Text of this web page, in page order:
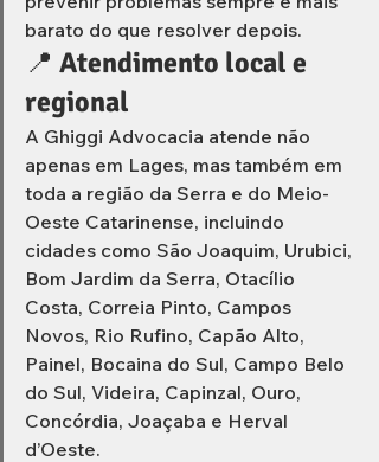
barato do que resolver depois.
📍 Atendimento local e
regional
A Ghiggi Advocacia atende não
apenas em Lages, mas também em
toda a região da Serra e do Meio-
Oeste Catarinense, incluindo
cidades como São Joaquim, Urubici,
Bom Jardim da Serra, Otacílio
Costa, Correia Pinto, Campos
Novos, Rio Rufino, Capão Alto,
Painel, Bocaina do Sul, Campo Belo
do Sul, Videira, Capinzal, Ouro,
Concórdia, Joaçaba e Herval
d’Oeste.